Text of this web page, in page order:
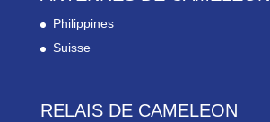
Philippines
Suisse
RELAIS DE CAMELEON